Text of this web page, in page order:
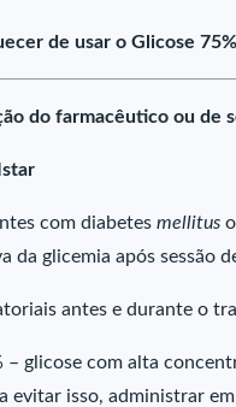
de usar o Glicose
do farmacêutico ou de
com diabetes mellitus
da glicemia após sessão
antes e durante o
glicose com alta
evitar isso, administrar